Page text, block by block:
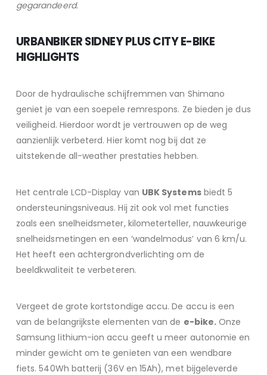
gegarandeerd.
URBANBIKER SIDNEY PLUS CITY E-BIKE
HIGHLIGHTS
Door de hydraulische schijfremmen van Shimano
geniet je van een soepele remrespons. Ze bieden je dus
veiligheid. Hierdoor wordt je vertrouwen op de weg
aanzienlijk verbeterd. Hier komt nog bij dat ze
uitstekende all-weather prestaties hebben.
Het centrale LCD-Display van UBK Systemsbiedt 5
ondersteuningsniveaus. Hij zit ook vol met functies
zoals een snelheidsmeter, kilometerteller, nauwkeurige
snelheidsmetingen en een ‘wandelmodus’ van 6 km/u.
Het heeft een achtergrondverlichting om de
beeldkwaliteit te verbeteren.
Vergeet de grote kortstondige accu. De accu is een
van de belangrijkste elementen van de e-bike. Onze
Samsung lithium-ion accu geeft u meer autonomie en
minder gewicht om te genieten van een wendbare
fiets. 540Wh batterij (36V en 15Ah), met bijgeleverde